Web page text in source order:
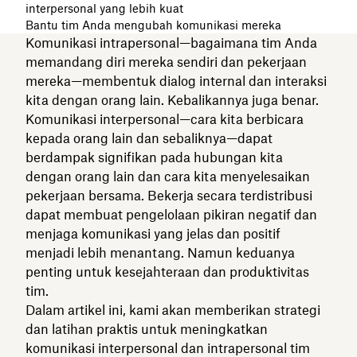
interpersonal yang lebih kuat
Bantu tim Anda mengubah komunikasi mereka
Komunikasi intrapersonal—bagaimana tim Anda
memandang diri mereka sendiri dan pekerjaan
mereka—membentuk dialog internal dan interaksi
kita dengan orang lain. Kebalikannya juga benar.
Komunikasi interpersonal—cara kita berbicara
kepada orang lain dan sebaliknya—dapat
berdampak signifikan pada hubungan kita
dengan orang lain dan cara kita menyelesaikan
pekerjaan bersama. Bekerja secara terdistribusi
dapat membuat pengelolaan pikiran negatif dan
menjaga komunikasi yang jelas dan positif
menjadi lebih menantang. Namun keduanya
penting untuk kesejahteraan dan produktivitas
tim.
Dalam artikel ini, kami akan memberikan strategi
dan latihan praktis untuk meningkatkan
komunikasi interpersonal dan intrapersonal tim